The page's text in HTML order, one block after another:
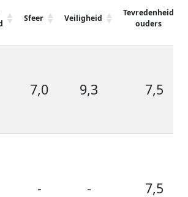
Sfeer Veiligheid
Tevredenheid
ouders
7,0 9,3 7,5
- - 7,5